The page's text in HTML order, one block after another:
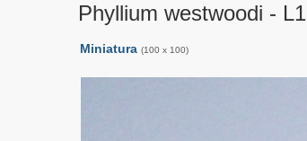
Phyllium westwoodi - L1
Miniatura (100 x 100)